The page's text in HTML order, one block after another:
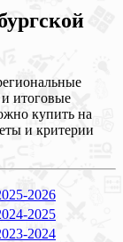
итоговые
купить на
и критерии
2026
2025
2024